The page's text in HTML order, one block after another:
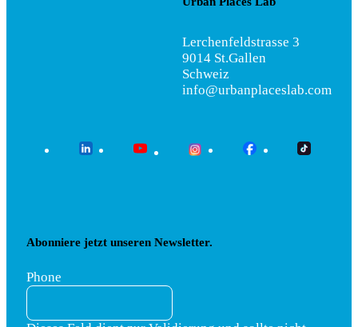
Lerchenfeldstrasse 3
9014 St.Gallen
Schweiz
info@urbanplaceslab.com
Abonniere jetzt unseren Newsletter.
Phone